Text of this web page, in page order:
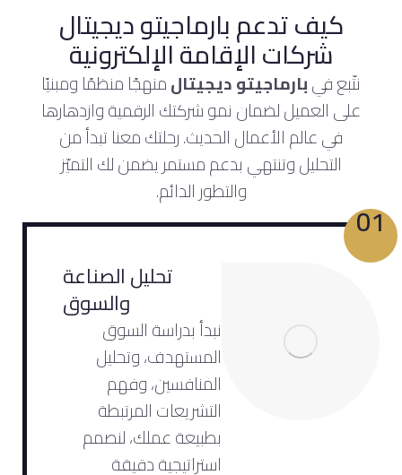
كيف تدعم بارماجيتو ديجيتال
شركات الإقامة الإلكترونية
نتّبع فيبارماجيتو ديجيتالمنهجًا منظمًا ومبنيًا
على العميل لضمان نمو شركتك الرقمية وازدهارها
في عالم الأعمال الحديث. رحلتك معنا تبدأ من
التحليل وتنتهي بدعم مستمر يضمن لك التميّز
والتطور الدائم.
01
تحليل الصناعة
والسوق
نبدأ بدراسة السوق
المستهدف، وتحليل
المنافسين، وفهم
التشريعات المرتبطة
بطبيعة عملك، لنصمم
استراتيجية دقيقة